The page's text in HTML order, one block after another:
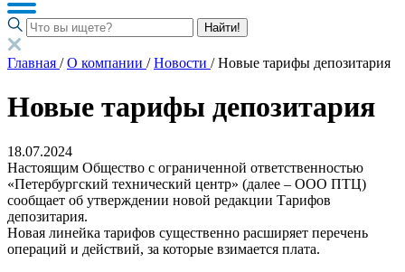
Найти!
Главная /О компании /Новости /Новые тарифы депозитария
Новые тарифы депозитария
18.07.2024
Настоящим Общество с ограниченной ответственностью
«Петербургский технический центр» (далее – ООО ПТЦ)
сообщает об утверждении новой редакции Тарифов
депозитария.
Новая линейка тарифов существенно расширяет перечень
операций и действий, за которые взимается плата.